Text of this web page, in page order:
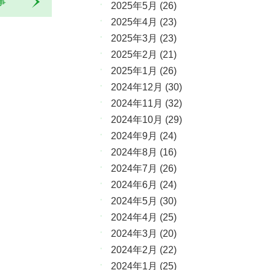
2025年5月 (26)
2025年4月 (23)
2025年3月 (23)
2025年2月 (21)
2025年1月 (26)
2024年12月 (30)
2024年11月 (32)
2024年10月 (29)
2024年9月 (24)
2024年8月 (16)
2024年7月 (26)
2024年6月 (24)
2024年5月 (30)
2024年4月 (25)
2024年3月 (20)
2024年2月 (22)
2024年1月 (25)